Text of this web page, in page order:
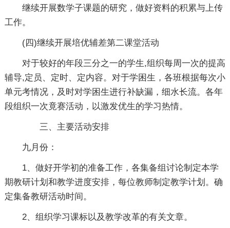
继续开展数学子课题的研究，做好资料的积累与上传
工作。
(四)继续开展培优辅差第二课堂活动
对于较好的年段三分之一的学生,组织每周一次的提高
辅导,定员、定时、定内容。对于学困生，各班根据每次小
单元考情况，及时对学困生进行补缺漏，细水长流。各年
段组织一次竟赛活动，以激发优生的学习热情。
三、主要活动安排
九月份：
1、做好开学初的准备工作，各集备组讨论制定本学
期教研计划和教学进度安排，每位教师制定教学计划。确
定集备教研活动时间。
2、组织学习课标以及教学改革的有关文章。